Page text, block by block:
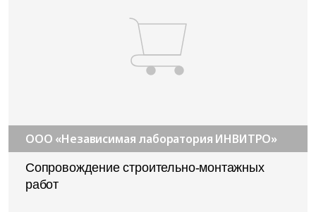
ООО «Независимая лаборатория ИНВИТРО»
Сопровождение строительно-монтажных
работ